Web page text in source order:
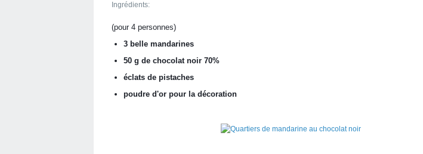
Ingrédients:
(pour 4 personnes)
3 belle mandarines
50 g de chocolat noir 70%
éclats de pistaches
poudre d'or pour la décoration